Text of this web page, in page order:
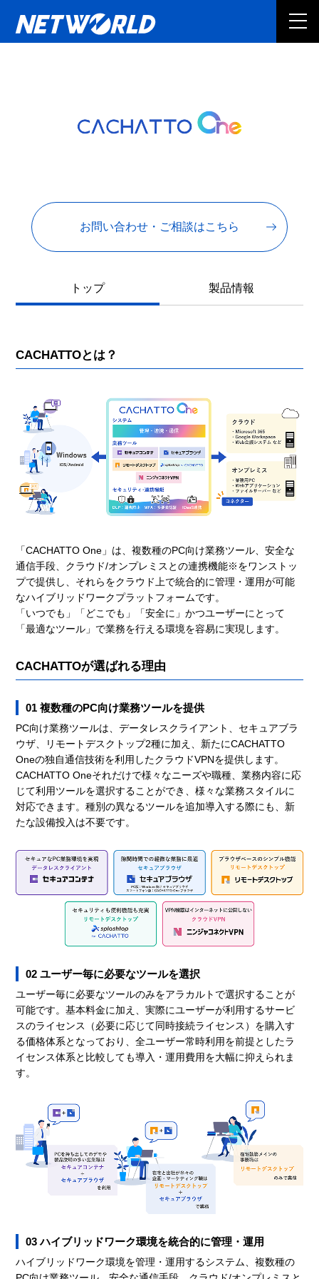
お問い合わせ・ご相談はこちら
トップ 製品情報
CACHATTOとは？
「CACHATTO One」は、複数種のPC向け業務ツール、安全な
通信手段、クラウド/オンプレミスとの連携機能※をワンストッ
プで提供し、それらをクラウド上で統合的に管理・運用が可能
なハイブリッドワークプラットフォームです。
「いつでも」「どこでも」「安全に」かつユーザーにとって
「最適なツール」で業務を行える環境を容易に実現します。
CACHATTOが選ばれる理由
01 複数種のPC向け業務ツールを提供
PC向け業務ツールは、データレスクライアント、セキュアブラ
ウザ、リモートデスクトップ2種に加え、新たにCACHATTO
Oneの独自通信技術を利用したクラウドVPNを提供します。
CACHATTO Oneそれだけで様々なニーズや職種、業務内容に応
じて利用ツールを選択することができ、様々な業務スタイルに
対応できます。種別の異なるツールを追加導入する際にも、新
たな設備投入は不要です。
02 ユーザー毎に必要なツールを選択
ユーザー毎に必要なツールのみをアラカルトで選択することが
可能です。基本料金に加え、実際にユーザーが利用するサービ
スのライセンス（必要に応じて同時接続ライセンス）を購入す
る価格体系となっており、全ユーザー常時利用を前提としたラ
イセンス体系と比較しても導入・運用費用を大幅に抑えられま
す。
03 ハイブリッドワーク環境を統合的に管理・運用
ハイブリッドワーク環境を管理・運用するシステム、複数種の